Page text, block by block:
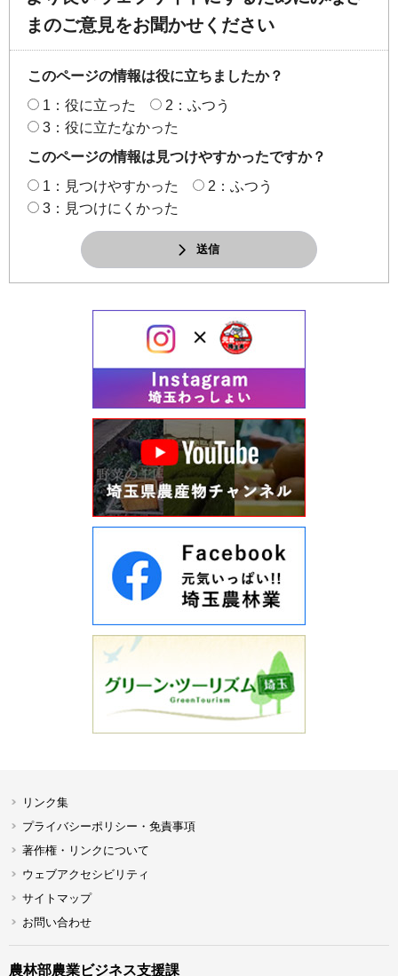
まのご意見をお聞かせください
このページの情報は役に立ちましたか？
1：役に立った
2：ふつう
3：役に立たなかった
このページの情報は見つけやすかったですか？
1：見つけやすかった
2：ふつう
3：見つけにくかった
送信
リンク集
プライバシーポリシー・免責事項
著作権・リンクについて
ウェブアクセシビリティ
サイトマップ
お問い合わせ
農林部農業ビジネス支援課